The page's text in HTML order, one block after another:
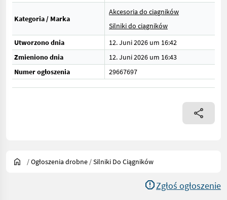
Kategoria / Marka
Akcesoria do ciągników
Silniki do ciągników
Utworzono dnia
12. Juni 2026 um 16:42
Zmieniono dnia
12. Juni 2026 um 16:43
Numer ogłoszenia
29667697
/Ogłoszenia drobne /Silniki Do Ciągników
Zgłoś ogłoszenie